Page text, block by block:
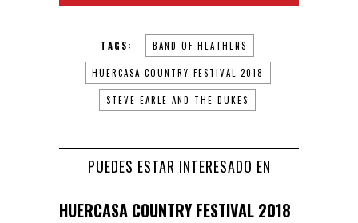
TAGS: BAND OF HEATHENS
HUERCASA COUNTRY FESTIVAL 2018
STEVE EARLE AND THE DUKES
PUEDES ESTAR INTERESADO EN
HUERCASA COUNTRY FESTIVAL 2018